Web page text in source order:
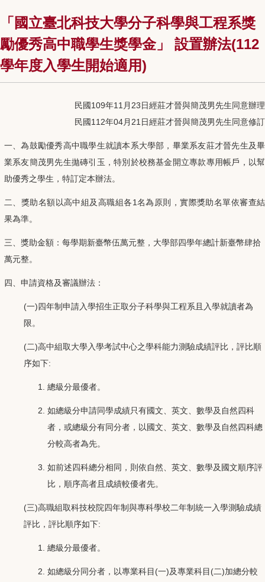
「國立臺北科技大學分子科學與工程系獎
勵優秀高中職學生獎學金」 設置辦法(112
學年度入學生開始適用)
民國109年11月23日經莊才晉與簡茂男先生同意辦理
民國112年04月21日經莊才晉與簡茂男先生同意修訂
一、為鼓勵優秀高中職學生就讀本系大學部，畢業系友莊才晉先生及畢
業系友簡茂男先生拋磚引玉，特別於校務基金開立專款專用帳戶，以幫
助優秀之學生，特訂定本辦法。
二、獎助名額以高中組及高職組各1名為原則，實際獎助名單依審查結
果為準。
三、獎助金額：每學期新臺幣伍萬元整，大學部四學年總計新臺幣肆拾
萬元整。
四、申請資格及審議辦法：
(一)四年制申請入學招生正取分子科學與工程系且入學就讀者為
限。
(二)高中組取大學入學考試中心之學科能力測驗成績評比，評比順
序如下:
總級分最優者。
如總級分申請同學成績只有國文、英文、數學及自然四科
者，或總級分有同分者，以國文、英文、數學及自然四科總
分較高者為先。
如前述四科總分相同，則依自然、英文、數學及國文順序評
比，順序高者且成績較優者先。
(三)高職組取科技校院四年制與專科學校二年制統一入學測驗成績
評比，評比順序如下:
總級分最優者。
如總級分同分者，以專業科目(一)及專業科目(二)加總分較